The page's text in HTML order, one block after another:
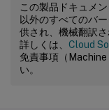
この製品ドキュメ
以外のすべてのバ
供され、機械翻訳
詳しくは、 Cloud
免責事項（
い。